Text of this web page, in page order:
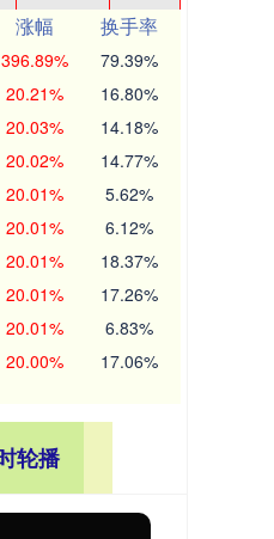
涨幅
换手率
396.89% 79.39%
20.21% 16.80%
20.03% 14.18%
20.02% 14.77%
20.01% 5.62%
20.01% 6.12%
20.01% 18.37%
20.01% 17.26%
20.01% 6.83%
20.00% 17.06%
轮播